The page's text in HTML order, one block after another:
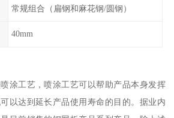
常规组合（扁钢和麻花钢/圆钢）
40mm
涂工艺，喷涂工艺可以帮助产品本身发挥
以达到延长产品使用寿命的目的。据业内